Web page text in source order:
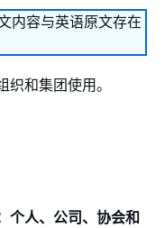
内容与英语原文存在
和集团使用。
个人、公司、协会和